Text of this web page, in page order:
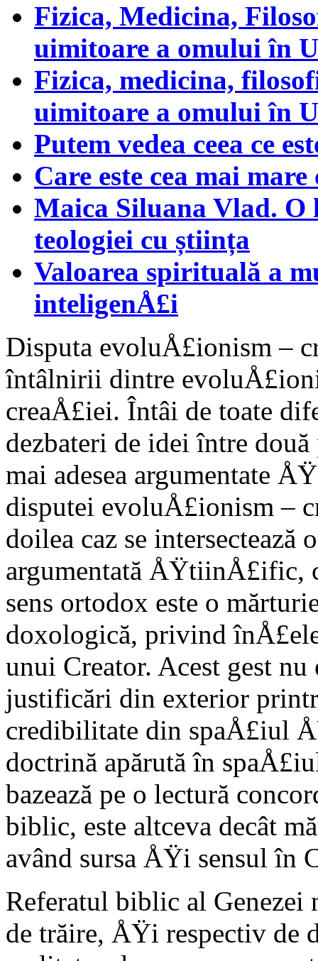
Fizica, Medicina,
uimitoare a omului în
Fizica, medicina,
uimitoare a omului în
Putem vedea ceea ce
Care este cea mai
Maica Siluana Vlad.
teologiei cu știința
Valoarea spirituală a
inteligenÅ£i
Disputa evoluÅ£ionism –
întâlnirii dintre
creaÅ£iei. Întâi de toate
dezbateri de idei între două
mai adesea argumentate
disputei evoluÅ£ionism –
doilea caz se intersectează
argumentată ÅŸtiinÅ£ific,
sens ortodox este o
doxologică, privind
unui Creator. Acest gest
justificări din exterior
credibilitate din spaÅ£iul
doctrină apărută în
bazează pe o lectură
biblic, este altceva decât
având sursa ÅŸi sensul în
Referatul biblic al Genezei
de trăire, ÅŸi respectiv de